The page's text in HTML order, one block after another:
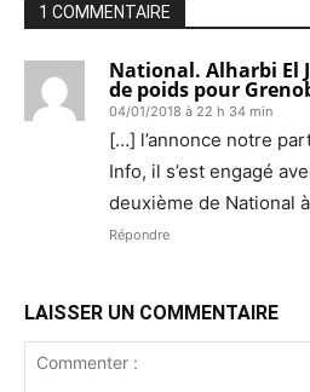
1 COMMENTAIRE
National. Alharbi El
de poids pour
04/01/2018 à 22 h 34 min
[…] l’annonce notre
Info, il s’est engagé
deuxième de National
Répondre
LAISSER UN COMMENTAIRE